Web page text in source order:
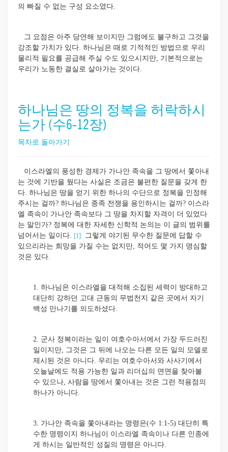
의 빠질 수 없는 구성 요소였다.
그 요점은 아주 당연해 보이지만 그럼에도 불구하고 그것을
강조할 가치가 있다. 하나님은 때로 기적적인 방법으로 우리
물리적 필요를 공급해 주실 수도 있으시지만, 기본적으로는
우리가 노동한 결실로 살아가는 것이다.
하나님은 땅의 정복을 허락하시
는가 (수6-12장)
목차로 돌아가기
이스라엘의 풍성한 경제가 가나안 족속을 그 땅에서 쫓아내
는 것에 기반을 뒀다는 사실은 조금은 불편한 질문을 갖게 한
다. 하나님은 땅을 얻기 위한 하나의 수단으로 정복을 인정해
주시는 걸까? 하나님은 종족 전쟁을 용인하시는 걸까? 이스라
엘 족속이 가나안 족속보다 그 땅을 차지할 자격이 더 있었다
는 말인가? 정복에 대한 자세한 신학적 논의는 이 글의 범위를
넘어서는 일이다. [1]
그렇게 야기된 무수한 질문에 답할 수
있으리라는 희망을 가질 수는 없지만, 적어도 몇 가지 명심할
것은 있다.
1. 하나님은 이스라엘을 대적해 소집된 세력이 방대하고
대단히 강하던 고대 근동의 무법천지 같은 곳에서 자기
백성 만나기를 의도하셨다.
2. 군사 정복이라는 일이 여호수아서에서 가장 두드러진
일이지만, 그것은 그 뒤에 나오는 다른 모든 일의 모델로
제시된 것은 아니다. 우리는 여호수아서와 사사기에서
오늘날에도 적용 가능한 일과 리더십의 면면을 찾아볼
수 있으나, 사람을 땅에서 쫓아내는 것은 그런 적용점의
하나가 아니다.
3. 가나안 족속을 쫓아내라는 명령은(수 1:1-5) 대단히 특
수한 명령이지 하나님이 이스라엘 족속이나 다른 인종에
게 하시는 일반적인 성질의 명령은 아니다.